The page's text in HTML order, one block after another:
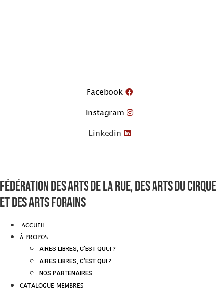
Facebook
Instagram
Linkedin
Fédération des arts de la rue, des arts du cirque
et des arts forains
ACCUEIL
À PROPOS
AIRES LIBRES, C’EST QUOI ?
AIRES LIBRES, C’EST QUI ?
NOS PARTENAIRES
CATALOGUE MEMBRES